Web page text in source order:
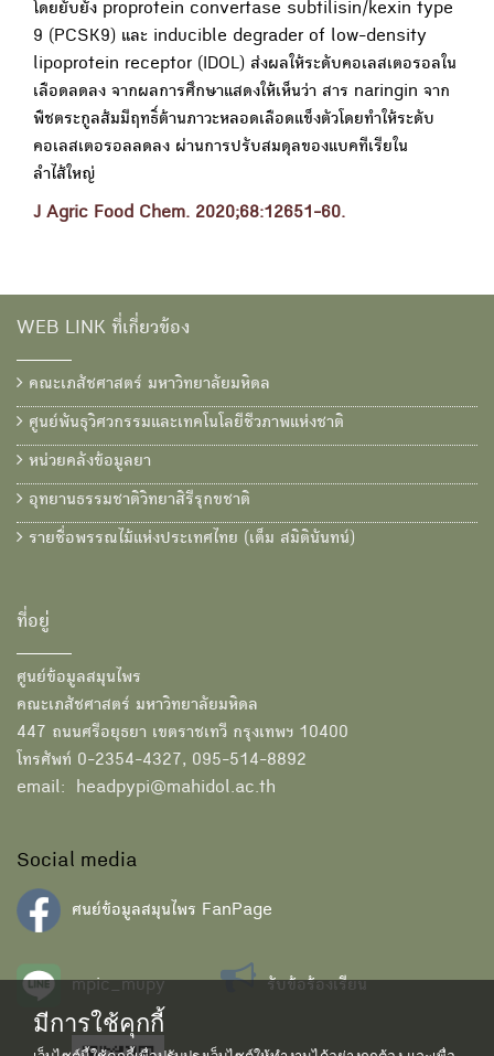
โดยยับยั้ง proprotein convertase subtilisin/kexin type
9 (PCSK9) และ inducible degrader of low-density
lipoprotein receptor (IDOL) ส่งผลให้ระดับคอเลสเตอรอลใน
เลือดลดลง จากผลการศึกษาแสดงให้เห็นว่า สาร naringin จาก
พืชตระกูลส้มมีฤทธิ์ต้านภาวะหลอดเลือดแข็งตัวโดยทำให้ระดับ
คอเลสเตอรอลลดลง ผ่านการปรับสมดุลของแบคทีเรียใน
ลำไส้ใหญ่
J Agric Food Chem. 2020;68:12651-60.
WEB LINK ที่เกี่ยวข้อง
คณะเภสัชศาสตร์ มหาวิทยาลัยมหิดล
ศูนย์พันธุวิศวกรรมและเทคโนโลยีชีวภาพแห่งชาติ
หน่วยคลังข้อมูลยา
อุทยานธรรมชาติวิทยาสิรีรุกขชาติ
รายชื่อพรรณไม้แห่งประเทศไทย (เต็ม สมิตินันทน์)
ที่อยู่
ศูนย์ข้อมูลสมุนไพร
คณะเภสัชศาสตร์ มหาวิทยาลัยมหิดล
447 ถนนศรีอยุธยา เขตราชเทวี กรุงเทพฯ 10400
โทรศัพท์ 0-2354-4327, 095-514-8892
email: headpypi@mahidol.ac.th
Social media
ศนย์ข้อมูลสมุนไพร FanPage
mpic_mupy รับข้อร้องเรียน
มีการใช้คุกกี้